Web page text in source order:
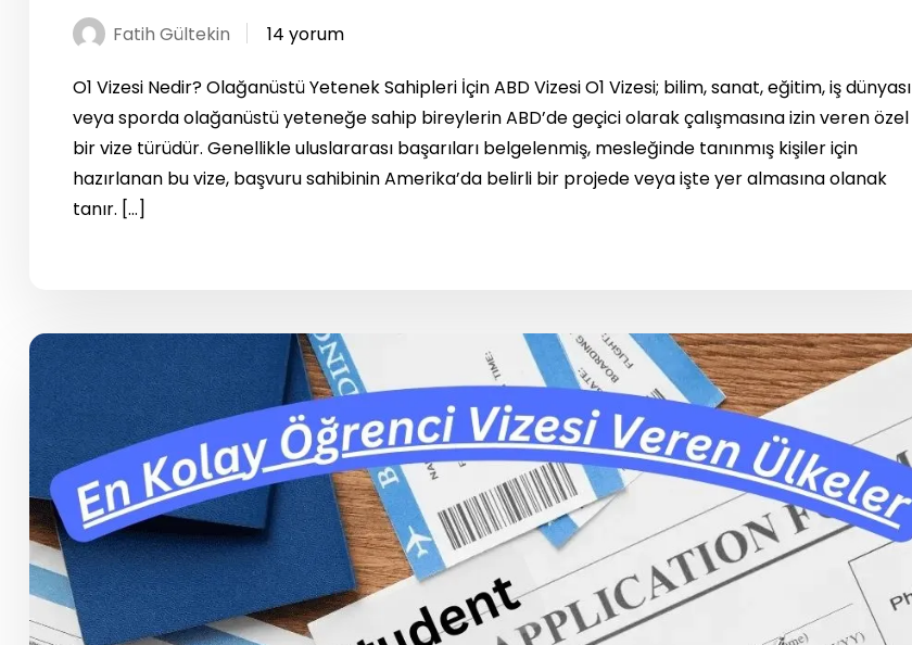
Fatih Gültekin 14 yorum
O1 Vizesi Nedir? Olağanüstü Yetenek Sahipleri İçin ABD Vizesi O1 Vizesi; bilim, sanat, eğitim, iş dünyası
veya sporda olağanüstü yeteneğe sahip bireylerin ABD’de geçici olarak çalışmasına izin veren özel
bir vize türüdür. Genellikle uluslararası başarıları belgelenmiş, mesleğinde tanınmış kişiler için
hazırlanan bu vize, başvuru sahibinin Amerika’da belirli bir projede veya işte yer almasına olanak
tanır. […]